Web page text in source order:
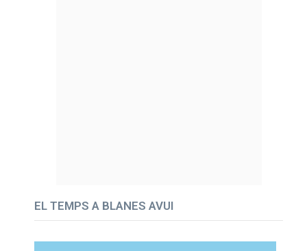
EL TEMPS A BLANES AVUI